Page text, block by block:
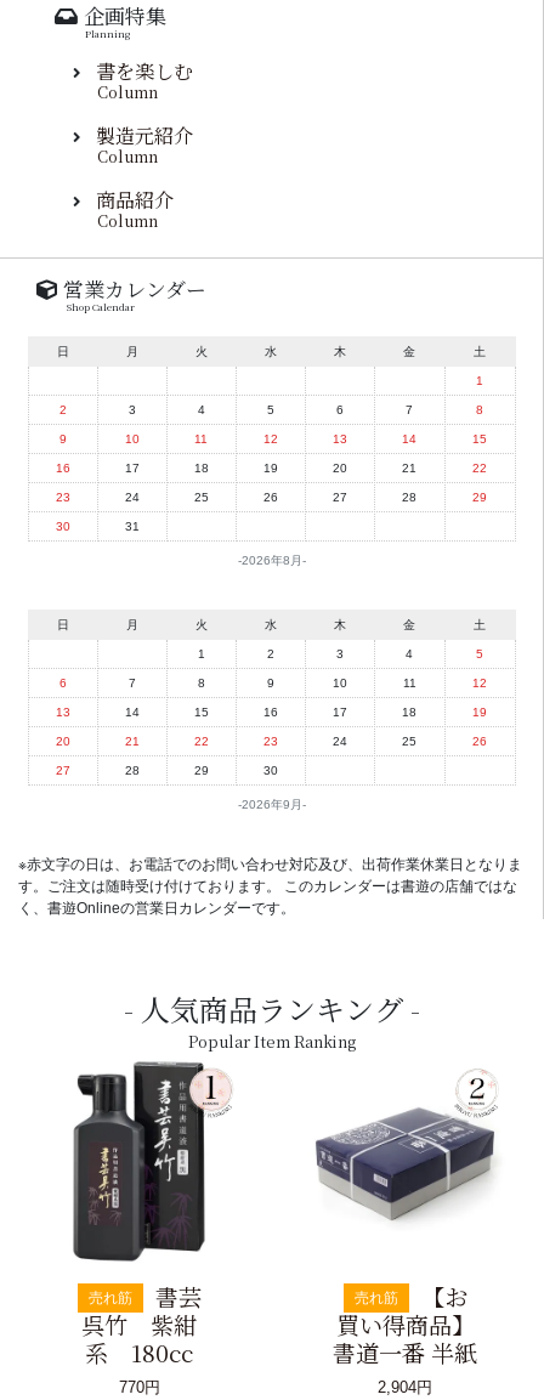
企画特集
Planning
書を楽しむ
Column
製造元紹介
Column
商品紹介
Column
営業カレンダー
Shop Calendar
2026年8月
日 月 火 水 木 金 土
1
2 3 4 5 6 7 8
9 10 11 12 13 14 15
16 17 18 19 20 21 22
23 24 25 26 27 28 29
30 31
2026年9月
日 月 火 水 木 金 土
1 2 3 4 5
6 7 8 9 10 11 12
13 14 15 16 17 18 19
20 21 22 23 24 25 26
27 28 29 30
※赤文字の日は、お電話でのお問い合わせ対応及び、出荷作業休業日となりま
す。ご注文は随時受け付けております。 このカレンダーは書遊の店舗ではな
く、書遊Onlineの営業日カレンダーです。
人気商品ランキング
Popular Item Ranking
売れ筋
書芸
呉竹 紫紺
系 180cc
770円
売れ筋
【お
買い得商品】
書道一番 半紙
2,904円